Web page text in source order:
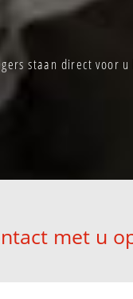
staan direct voor
met u